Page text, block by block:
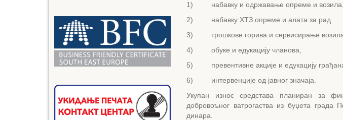
1) набавку и одржавање опреме и возила,
2) набавку ХТЗ опреме и алата за рад
3) трошкове горива и сервисирање
4) обуке и едукацију чланова,
5) превентивне акције и едукацију
6) интервенције од јавног значаја.
Укупан износ средстава планиран за
добровоъног ватрогаства из буџета
динара.